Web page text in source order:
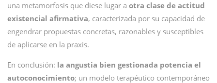
una metamorfosis que diese lugar a otra clase de actitud
existencial afirmativa, caracterizada por su capacidad de
engendrar propuestas concretas, razonables y susceptibles
de aplicarse en la praxis.
En conclusión: la angustia bien gestionada potencia el
autoconocimiento; un modelo terapéutico contemporáneo